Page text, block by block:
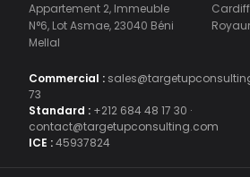
Appartement 2, Immeuble
N°6, Lot Asmae, 23040 Béni
Mellal
Cardiff
Commercial :
73
Standard : +212 684 48 17 30 ·
contact@targetupconsulting.com
ICE :45937824